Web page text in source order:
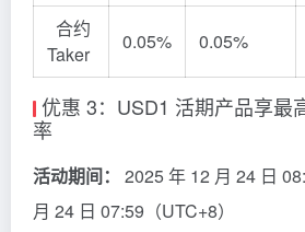
合约
Taker
0.05% 0.05%
优惠 3：USD1 活期产品享最
率
活动期间：
2025 年 12 月 24 日
月 24 日 07:59（UTC+8）